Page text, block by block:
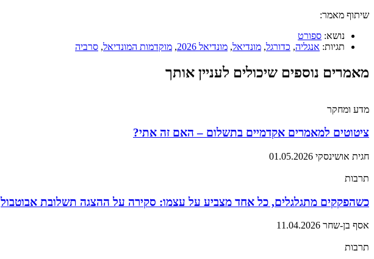
שיתוף מאמר:
נושא: ספורט
תגיות: אנגליה, כדורגל, מונדיאל, מונדיאל 2026 , מוקדמות המונדיאל, סרביה
מאמרים נוספים שיכולים לעניין אותך
מדע ומחקר
ציטוטים למאמרים אקדמיים בתשלום – האם זה אתי?
חגית אושינסקי 01.05.2026
תרבות
כשהפקקים מתגלגלים, כל אחד מצביע על עצמו: סקירה על ההצגה תשלובת אבוטבול
אסף בן-שחר 11.04.2026
תרבות